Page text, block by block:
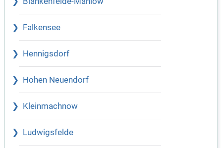
Falkensee
Hennigsdorf
Hohen Neuendorf
Kleinmachnow
Ludwigsfelde